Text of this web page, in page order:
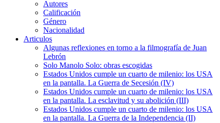
Autores
Calificación
Género
Nacionalidad
Articulos
Algunas reflexiones en torno a la filmografía de Juan
Lebrón
Solo Manolo Solo: obras escogidas
Estados Unidos cumple un cuarto de milenio: los USA
en la pantalla. La Guerra de Secesión (IV)
Estados Unidos cumple un cuarto de milenio: los USA
en la pantalla. La esclavitud y su abolición (III)
Estados Unidos cumple un cuarto de milenio: los USA
en la pantalla. La Guerra de la Independencia (II)